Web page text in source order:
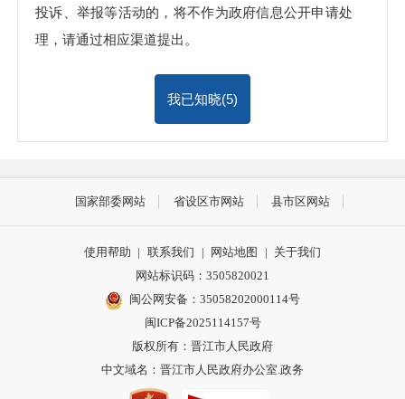
投诉、举报等活动的，将不作为政府信息公开申请处
理，请通过相应渠道提出。
我已知晓(5)
国家部委网站 省设区市网站 县市区网站
使用帮助 | 联系我们 | 网站地图 | 关于我们
网站标识码：3505820021
闽公网安备：35058202000114号
闽ICP备2025114157号
版权所有：晋江市人民政府
中文域名：晋江市人民政府办公室.政务